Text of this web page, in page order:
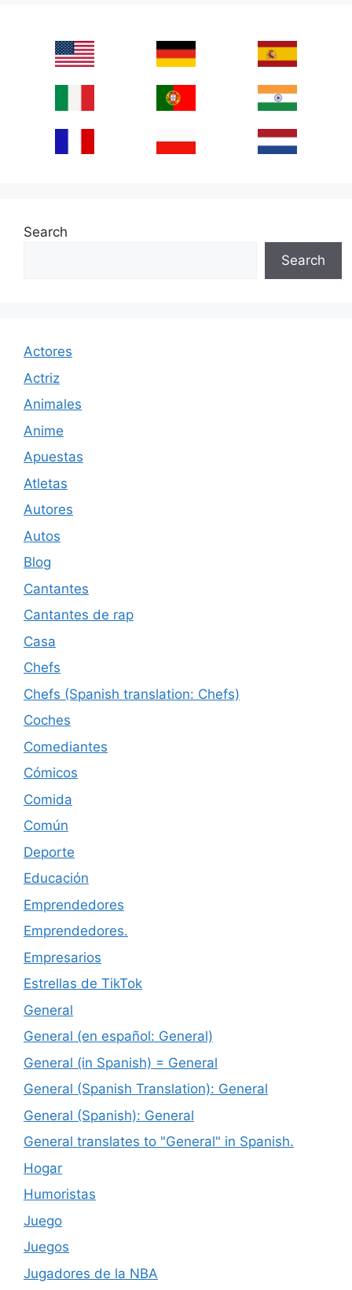
Search
Search
Actores
Actriz
Animales
Anime
Apuestas
Atletas
Autores
Autos
Blog
Cantantes
Cantantes de rap
Casa
Chefs
Chefs (Spanish translation: Chefs)
Coches
Comediantes
Cómicos
Comida
Común
Deporte
Educación
Emprendedores
Emprendedores.
Empresarios
Estrellas de TikTok
General
General (en español: General)
General (in Spanish) = General
General (Spanish Translation): General
General (Spanish): General
General translates to "General" in Spanish.
Hogar
Humoristas
Juego
Juegos
Jugadores de la NBA